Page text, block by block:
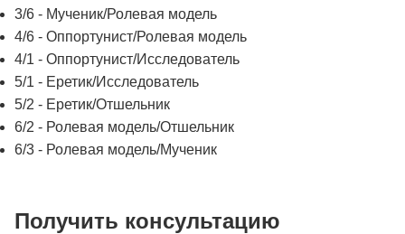
3/6 - Мученик/Ролевая модель
4/6 - Оппортунист/Ролевая модель
4/1 - Оппортунист/Исследователь
5/1 - Еретик/Исследователь
5/2 - Еретик/Отшельник
6/2 - Ролевая модель/Отшельник
6/3 - Ролевая модель/Мученик
Получить консультацию